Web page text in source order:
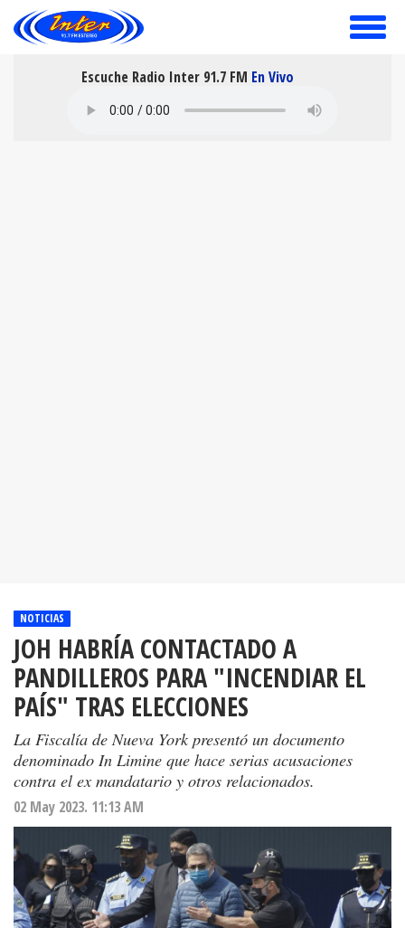
toggle
Escuche Radio Inter 91.7 FM En Vivo
NOTICIAS
JOH HABRÍA CONTACTADO A
PANDILLEROS PARA "INCENDIAR EL
PAÍS" TRAS ELECCIONES
La Fiscalía de Nueva York presentó un documento
denominado In Limine que hace serias acusaciones
contra el ex mandatario y otros relacionados.
02 May 2023. 11:13 AM